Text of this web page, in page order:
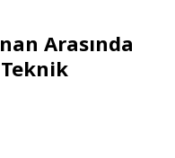
Arasında